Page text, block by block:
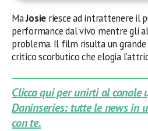
MaJosie riesce ad intrattenere il
performance dal vivo mentre gli
problema. Il film risulta un grande
critico scorbutico che elogia
Clicca qui per unirti al
Daninseries: tutte le news in
con te.